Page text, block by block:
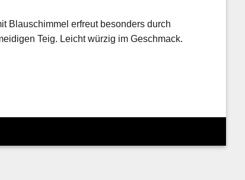
Blauschimmel erfreut besonders durch
Teig. Leicht würzig im Geschmack.